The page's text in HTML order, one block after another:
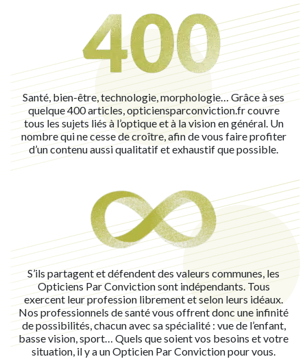
Santé, bien-être, technologie, morphologie… Grâce à ses
quelque 400 articles, opticiensparconviction.fr couvre
tous les sujets liés à l’optique et à la vision en général. Un
nombre qui ne cesse de croître, afin de vous faire profiter
d’un contenu aussi qualitatif et exhaustif que possible.
S’ils partagent et défendent des valeurs communes, les
Opticiens Par Conviction sont indépendants. Tous
exercent leur profession librement et selon leurs idéaux.
Nos professionnels de santé vous offrent donc une infinité
de possibilités, chacun avec sa spécialité : vue de l’enfant,
basse vision, sport… Quels que soient vos besoins et votre
situation, il y a un Opticien Par Conviction pour vous.